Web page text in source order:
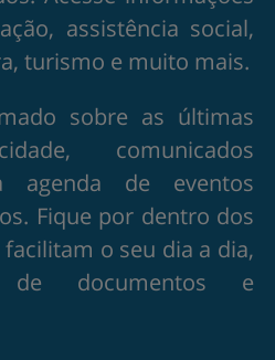
assistência social,
turismo e muito mais.
sobre as últimas
comunicados
agenda de eventos
Fique por dentro dos
o seu dia a dia,
de documentos e